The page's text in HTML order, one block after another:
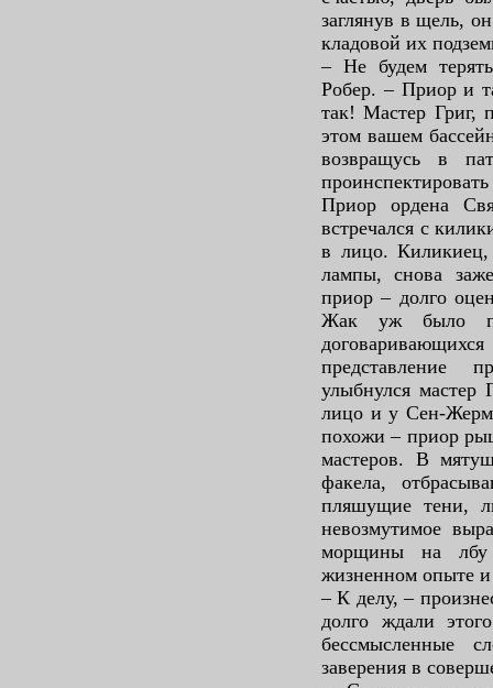
заглянув в щель,
кладовой их
– Не будем
Робер. – Приор и
так! Мастер Григ,
этом вашем
возвращусь в
Приор ордена
встречался с
в лицо.
лампы, снова
приор – долго
Жак уж было
представление
улыбнулся мастер
лицо и у Сен-
похожи – приор
мастеров. В
факела,
пляшущие тени,
невозмутимое
морщины на лбу
жизненном опыте и
– К делу, –
долго ждали
бессмысленные
заверения в